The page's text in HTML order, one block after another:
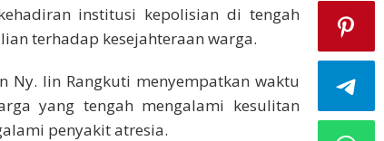
institusi kepolisian di tengah
terhadap kesejahteraan warga.
Ny. Iin Rangkuti menyempatkan waktu
yang tengah mengalami kesulitan
penyakit atresia.